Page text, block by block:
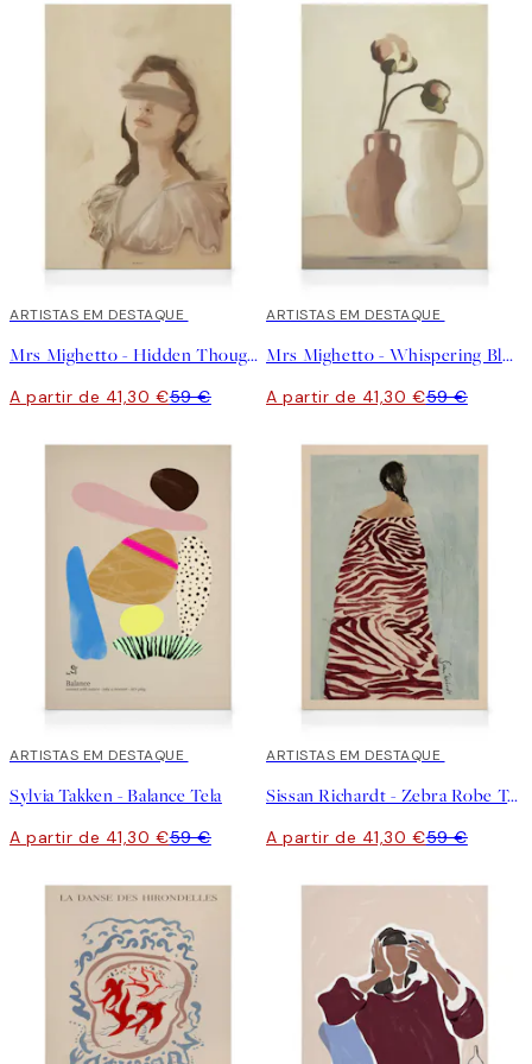
30%*
ARTISTAS EM DESTAQUE
Mrs Mighetto - Hidden Thoughts Tela
A partir de 41,30 €59 €
30%*
ARTISTAS EM DESTAQUE
Mrs Mighetto - Whispering Bloom Tela
A partir de 41,30 €59 €
30%*
ARTISTAS EM DESTAQUE
Sylvia Takken - Balance Tela
A partir de 41,30 €59 €
30%*
ARTISTAS EM DESTAQUE
Sissan Richardt - Zebra Robe Tela
A partir de 41,30 €59 €